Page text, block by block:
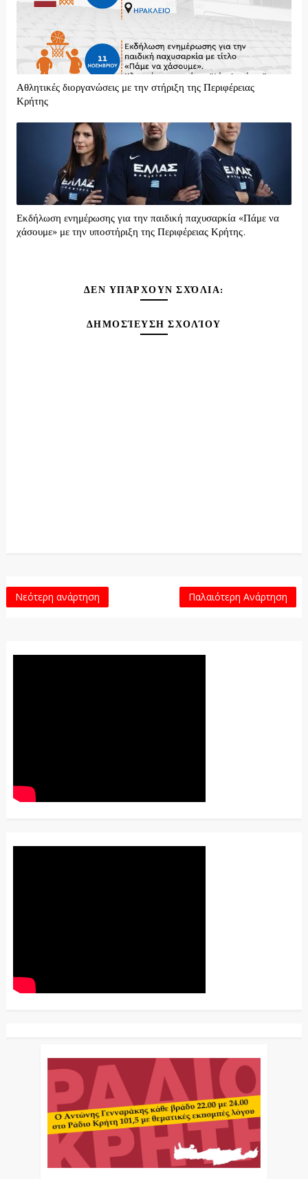
Αθλητικές διοργανώσεις με την στήριξη της Περιφέρειας
Κρήτης
Εκδήλωση ενημέρωσης για την παιδική παχυσαρκία «Πάμε να
χάσουμε» με την υποστήριξη της Περιφέρειας Κρήτης.
ΔΕΝ ΥΠΆΡΧΟΥΝ ΣΧΌΛΙΑ:
ΔΗΜΟΣΊΕΥΣΗ ΣΧΟΛΊΟΥ
Νεότερη ανάρτηση Παλαιότερη Ανάρτηση